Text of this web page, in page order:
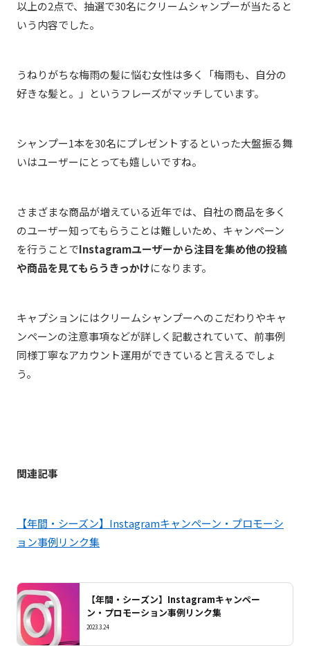
以上の2点で、抽選で30名にクリームシャンプーが当たると
いう内容でした。
うねりがちな梅雨の髪に悩む女性は多く「梅雨も、自分の
好きな髪と。」というフレーズがマッチしています。
シャンプー1本を30名にプレゼントするといった大盤振る舞
いはユーザーにとっても嬉しいですね。
さまざまな商品が増えている近年では、自社の商品を多く
のユーザー知ってもらうことは難しいため、キャンペーン
を行うことでInstagramユーザーから注目を集め他の投稿
や商品を見てもらうきっかけになります。
キャプションにはクリームシャンプーへのこだわりやキャ
ンペーンの注意事項などが詳しく記載されていて、前事例
同様丁寧なアカウント運用ができていると言えるでしょ
う。
関連記事
【年間・シーズン】Instagramキャンペーン・プロモーシ
ョン事例リンク集
【年間・シーズン】Instagramキャンペー
ン・プロモーション事例リンク集
2023.3.24